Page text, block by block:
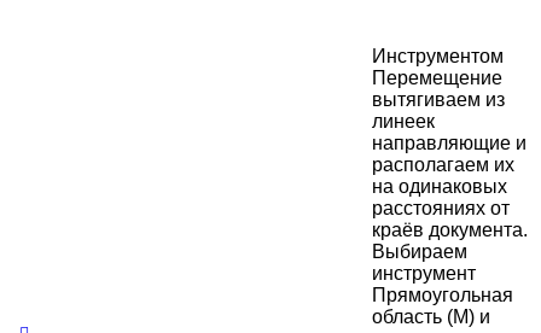
Инструментом
Перемещение
вытягиваем из
линеек
направляющие и
располагаем их
на одинаковых
расстояниях от
краёв документа.
Выбираем
инструмент
Прямоугольная
область (М) и